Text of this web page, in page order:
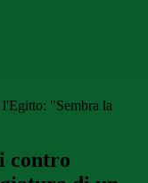
"Sembra la
contro